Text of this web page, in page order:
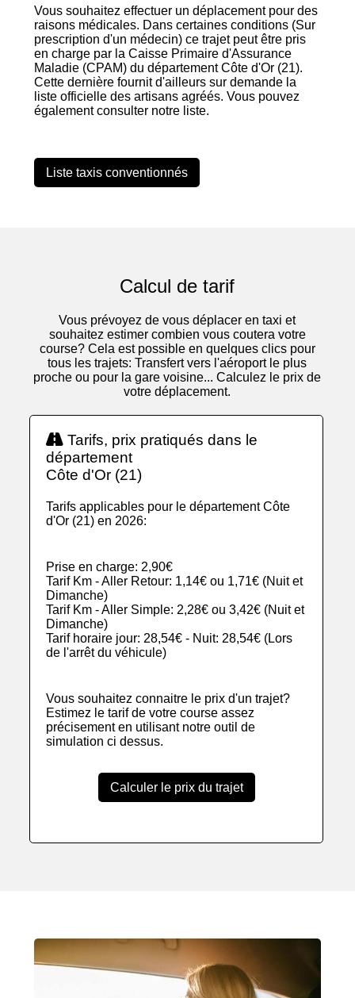
Vous souhaitez effectuer un déplacement pour des
raisons médicales. Dans certaines conditions (Sur
prescription d'un médecin) ce trajet peut être pris
en charge par la Caisse Primaire d'Assurance
Maladie (CPAM) du département Côte d'Or (21).
Cette dernière fournit d'ailleurs sur demande la
liste officielle des artisans agréés. Vous pouvez
également consulter notre liste.
Liste taxis conventionnés
Calcul de tarif
Vous prévoyez de vous déplacer en taxi et
souhaitez estimer combien vous coutera votre
course? Cela est possible en quelques clics pour
tous les trajets: Transfert vers l'aéroport le plus
proche ou pour la gare voisine... Calculez le prix de
votre déplacement.
Tarifs, prix pratiqués dans le
département
Côte d'Or (21)
Tarifs applicables pour le département Côte
d'Or (21) en 2026:
Prise en charge: 2,90€
Tarif Km - Aller Retour: 1,14€ ou 1,71€ (Nuit et
Dimanche)
Tarif Km - Aller Simple: 2,28€ ou 3,42€ (Nuit et
Dimanche)
Tarif horaire jour: 28,54€ - Nuit: 28,54€ (Lors
de l'arrêt du véhicule)
Vous souhaitez connaitre le prix d'un trajet?
Estimez le tarif de votre course assez
précisement en utilisant notre outil de
simulation ci dessus.
Calculer le prix du trajet